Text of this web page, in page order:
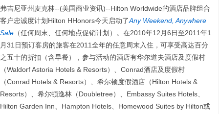
弗吉尼亚州麦克林--(美国商业资讯)--Hilton Worldwide的酒店品牌组合
客户忠诚度计划Hilton HHonors今天启动了Any Weekend, Anywhere
Sale （任何周末、任何地点促销计划）。在2010年12月6日至2011年1
月31日预订客房的旅客在2011全年的任意周末入住，可享受高达百分
之五十的折扣（含早餐），参与活动的酒店有华尔道夫酒店及度假村
（Waldorf Astoria Hotels & Resorts）、Conrad酒店及度假村
（Conrad Hotels & Resorts）、希尔顿度假酒店（Hilton Hotels &
Resorts）、希尔顿逸林（Doubletree）、Embassy Suites Hotels、
Hilton Garden Inn、Hampton Hotels、Homewood Suites by Hilton或